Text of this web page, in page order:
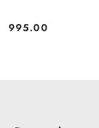
Cena:
995.00